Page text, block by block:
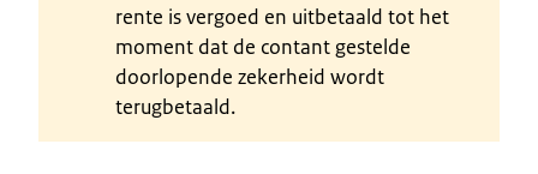
rente is vergoed en uitbetaald tot het
moment dat de contant gestelde
doorlopende zekerheid wordt
terugbetaald.